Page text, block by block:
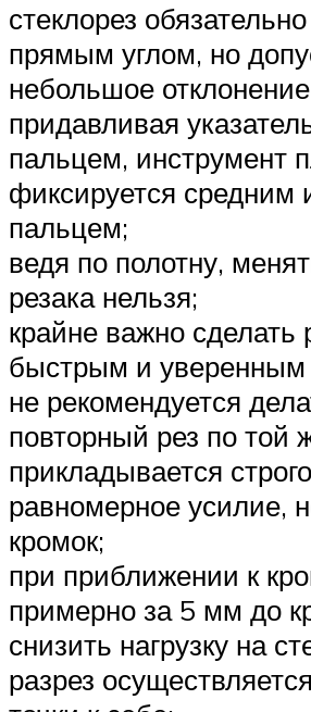
стеклорез
прямым углом, но
небольшое
придавливая
пальцем, инструмент
фиксируется
пальцем;
ведя по полотну,
резака нельзя;
крайне важно сделать
быстрым и
не рекомендуется
повторный рез по той
прикладывается строго
равномерное усилие,
кромок;
при приближении к
примерно за 5 мм до
снизить нагрузку на
разрез